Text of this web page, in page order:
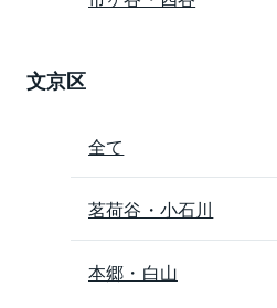
文京区
全て
茗荷谷・小石川
本郷・白山